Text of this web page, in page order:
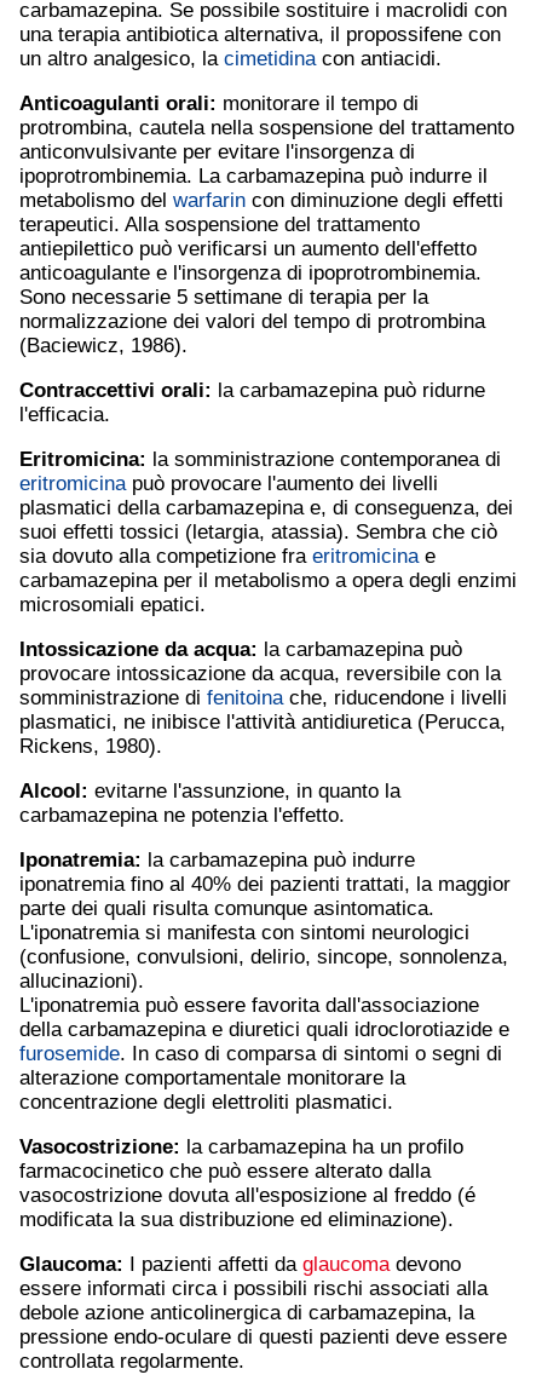
carbamazepina. Se possibile sostituire i macrolidi con
una terapia antibiotica alternativa, il propossifene con
un altro analgesico, la cimetidinacon antiacidi.
Anticoagulanti orali: monitorare il tempo di
protrombina, cautela nella sospensione del trattamento
anticonvulsivante per evitare l'insorgenza di
ipoprotrombinemia. La carbamazepina può indurre il
metabolismo del warfarin con diminuzione degli effetti
terapeutici. Alla sospensione del trattamento
antiepilettico può verificarsi un aumento dell'effetto
anticoagulante e l'insorgenza di ipoprotrombinemia.
Sono necessarie 5 settimane di terapia per la
normalizzazione dei valori del tempo di protrombina
(Baciewicz, 1986).
Contraccettivi orali: la carbamazepina può ridurne
l'efficacia.
Eritromicina: la somministrazione contemporanea di
eritromicinapuò provocare l'aumento dei livelli
plasmatici della carbamazepina e, di conseguenza, dei
suoi effetti tossici (letargia, atassia). Sembra che ciò
sia dovuto alla competizione fra eritromicinae
carbamazepina per il metabolismo a opera degli enzimi
microsomiali epatici.
Intossicazione da acqua: la carbamazepina può
provocare intossicazione da acqua, reversibile con la
somministrazione di fenitoinache, riducendone i livelli
plasmatici, ne inibisce l'attività antidiuretica (Perucca,
Rickens, 1980).
Alcool: evitarne l'assunzione, in quanto la
carbamazepina ne potenzia l'effetto.
Iponatremia: la carbamazepina può indurre
iponatremia fino al 40% dei pazienti trattati, la maggior
parte dei quali risulta comunque asintomatica.
L'iponatremia si manifesta con sintomi neurologici
(confusione, convulsioni, delirio, sincope, sonnolenza,
allucinazioni).
L'iponatremia può essere favorita dall'associazione
della carbamazepina e diuretici quali idroclorotiazide e
furosemide. In caso di comparsa di sintomi o segni di
alterazione comportamentale monitorare la
concentrazione degli elettroliti plasmatici.
Vasocostrizione: la carbamazepina ha un profilo
farmacocinetico che può essere alterato dalla
vasocostrizione dovuta all'esposizione al freddo (é
modificata la sua distribuzione ed eliminazione).
Glaucoma: I pazienti affetti da glaucomadevono
essere informati circa i possibili rischi associati alla
debole azione anticolinergica di carbamazepina, la
pressione endo-oculare di questi pazienti deve essere
controllata regolarmente.